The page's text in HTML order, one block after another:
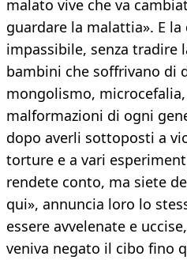
malato vive che va
guardare la malattia». E
impassibile, senza tradire
bambini che soffrivano di
mongolismo,
malformazioni di ogni
dopo averli sottoposti a
torture e a vari
rendete conto, ma siete
qui», annuncia loro lo
essere avvelenate e
veniva negato il cibo fino